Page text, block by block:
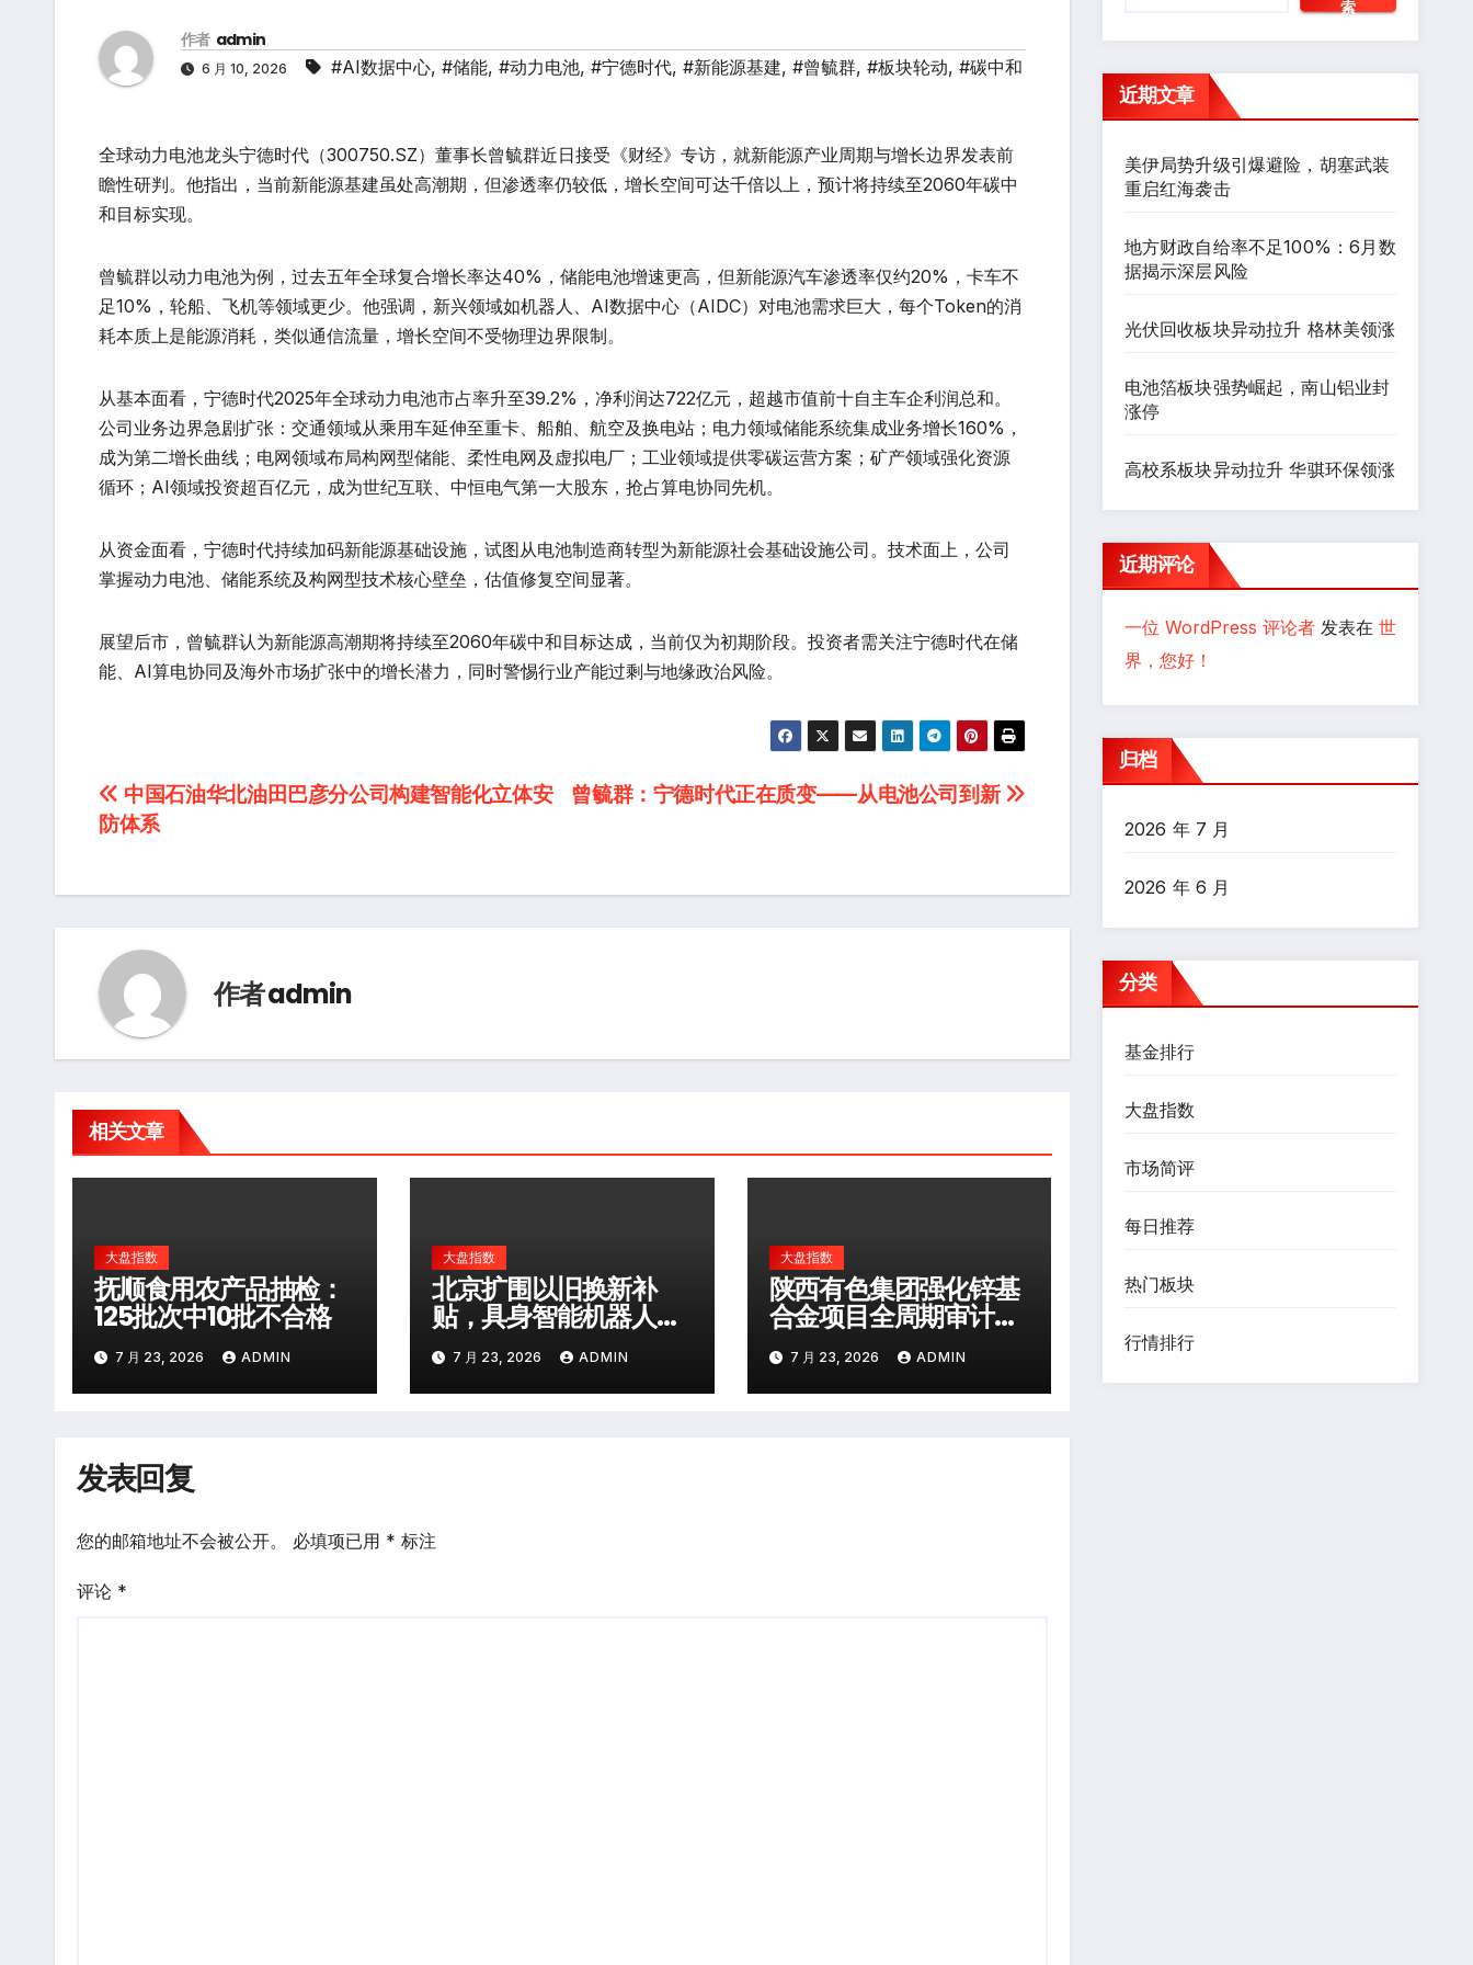
作者 admin
6 月 10, 2026 #AI数据中心, #储能, #动力电池, #宁德时代, #新能源基建, #曾毓群, #板块轮动, #碳中和
全球动力电池龙头宁德时代（300750.SZ）董事长曾毓群近日接受《财经》专访，就新能源产业周期与增长边界发表前
瞻性研判。他指出，当前新能源基建虽处高潮期，但渗透率仍较低，增长空间可达千倍以上，预计将持续至2060年碳中
和目标实现。
曾毓群以动力电池为例，过去五年全球复合增长率达40%，储能电池增速更高，但新能源汽车渗透率仅约20%，卡车不
足10%，轮船、飞机等领域更少。他强调，新兴领域如机器人、AI数据中心（AIDC）对电池需求巨大，每个Token的消
耗本质上是能源消耗，类似通信流量，增长空间不受物理边界限制。
从基本面看，宁德时代2025年全球动力电池市占率升至39.2%，净利润达722亿元，超越市值前十自主车企利润总和。
公司业务边界急剧扩张：交通领域从乘用车延伸至重卡、船舶、航空及换电站；电力领域储能系统集成业务增长160%，
成为第二增长曲线；电网领域布局构网型储能、柔性电网及虚拟电厂；工业领域提供零碳运营方案；矿产领域强化资源
循环；AI领域投资超百亿元，成为世纪互联、中恒电气第一大股东，抢占算电协同先机。
从资金面看，宁德时代持续加码新能源基础设施，试图从电池制造商转型为新能源社会基础设施公司。技术面上，公司
掌握动力电池、储能系统及构网型技术核心壁垒，估值修复空间显著。
展望后市，曾毓群认为新能源高潮期将持续至2060年碳中和目标达成，当前仅为初期阶段。投资者需关注宁德时代在储
能、AI算电协同及海外市场扩张中的增长潜力，同时警惕行业产能过剩与地缘政治风险。
文
章
导
航
曾毓群：宁德时代正在质变——从电池公司到新
中国石油华北油田巴彦分公司构建智能化立体安
防体系
作者admin
相关文章
大盘指数
抚顺食用农产品抽检：
125批次中10批不合格
7 月 23, 2026 ADMIN
大盘指数
北京扩围以旧换新补
贴，具身智能机器人等
10类产品纳入
7 月 23, 2026 ADMIN
大盘指数
陕西有色集团强化锌基
合金项目全周期审计监
督7 月 23, 2026 ADMIN
发表回复
您的邮箱地址不会被公开。 必填项已用 * 标注
评论 *
索
近期文章
美伊局势升级引爆避险，胡塞武装
重启红海袭击
地方财政自给率不足100%：6月数
据揭示深层风险
光伏回收板块异动拉升 格林美领涨
电池箔板块强势崛起，南山铝业封
涨停
高校系板块异动拉升 华骐环保领涨
近期评论
一位 WordPress 评论者发表在 世
界，您好！
归档
2026 年 7 月
2026 年 6 月
分类
基金排行
大盘指数
市场简评
每日推荐
热门板块
行情排行